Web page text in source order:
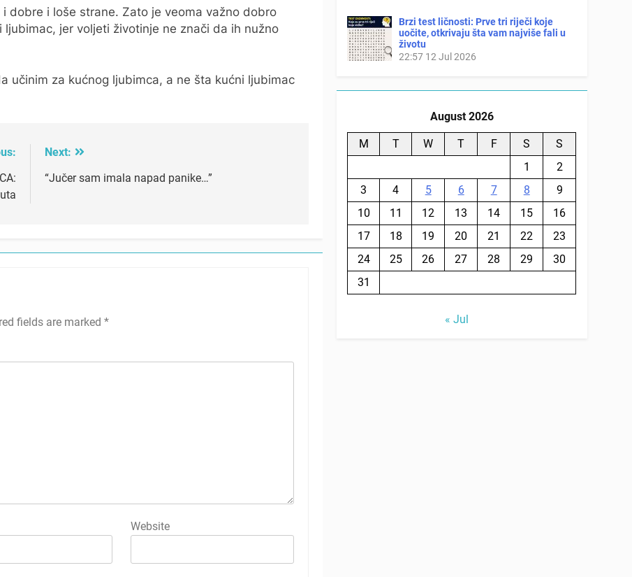
dobre i loše strane. Zato je veoma važno dobro
jer voljeti životinje ne znači da ih nužno
učinim za kućnog ljubimca, a ne šta kućni ljubimac
Next:
“Jučer sam imala napad panike…”
fields are marked *
Website
Brzi test ličnosti: Prve tri riječi koje
uočite, otkrivaju šta vam najviše fali u
životu
22:57 12 Jul 2026
August 2026
M T W T F S
S
1
2
3
4 5 6 7 8
9
10
11 12 13 14 15
16
17
18 19 20 21 22
23
24
25 26 27 28 29
30
31
« Jul